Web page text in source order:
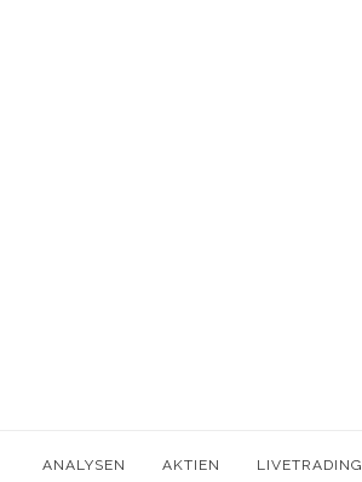
ANALYSEN AKTIEN LIVETRADING